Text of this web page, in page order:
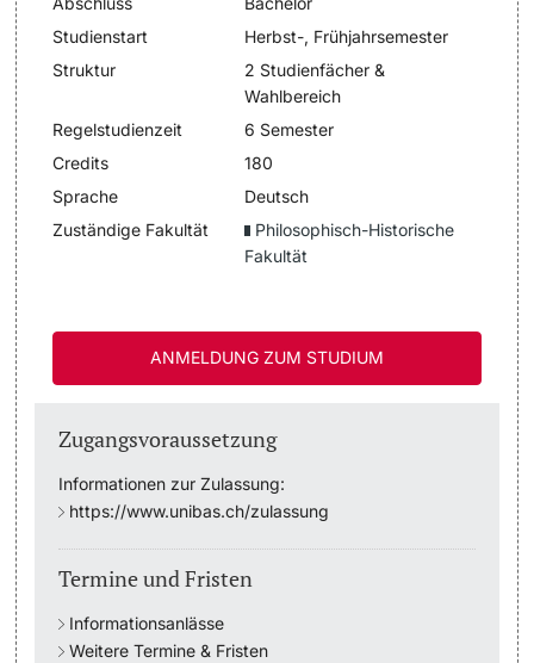
«Start Smart»-Week
Campus Credits
Campus Stories
Student Life
Studienfachberatung
Studienberatung
Studienfinanzierung
Berufseinstieg & Laufbahnberatung
Studienstart
Herbst-, Frühjahrsemester
Struktur
2 Studienfächer &
Wahlbereich
Regelstudienzeit
6 Semester
Credits
180
Sprache
Deutsch
Zuständige Fakultät
Philosophisch-Historische
Fakultät
ANMELDUNG ZUM STUDIUM
Zugangsvoraussetzung
Informationen zur Zulassung:
https://www.unibas.ch/zulassung
Termine und Fristen
Informationsanlässe
Weitere Termine & Fristen